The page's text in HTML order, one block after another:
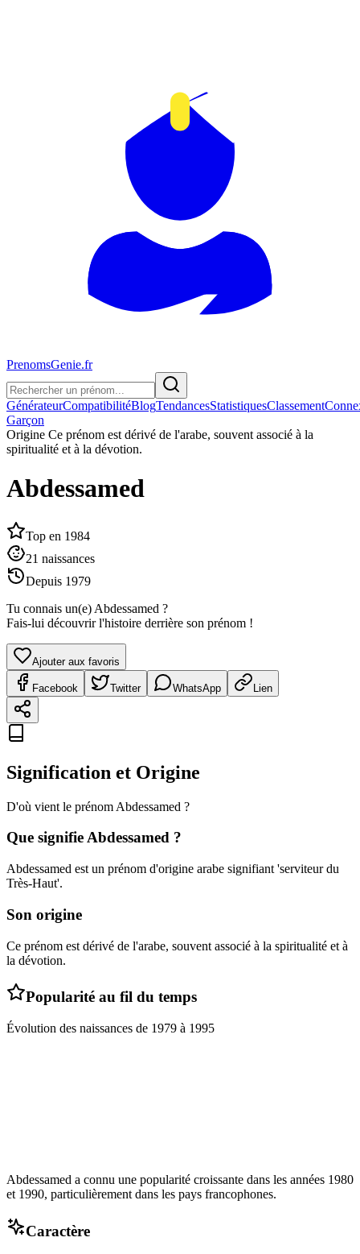
PrenomsGenie.fr
GénérateurCompatibilitéBlogTendancesStatistiquesClassement
Garçon
Origine Ce prénom est dérivé de l'arabe, souvent associé à la
spiritualité et à la dévotion.
Abdessamed
Top en 1984
21 naissances
Depuis 1979
Tu connais un(e) Abdessamed ?
Fais-lui découvrir l'histoire derrière son prénom !
Ajouter aux favoris
Facebook Twitter WhatsApp Lien
Signification et Origine
D'où vient le prénom Abdessamed ?
Que signifieAbdessamed ?
Abdessamed est un prénom d'origine arabe signifiant 'serviteur du
Très-Haut'.
Son origine
Ce prénom est dérivé de l'arabe, souvent associé à la spiritualité et à
la dévotion.
Popularité au fil du temps
Évolution des naissances de 1979 à 1995
Abdessamed a connu une popularité croissante dans les années 1980
et 1990, particulièrement dans les pays francophones.
Caractère